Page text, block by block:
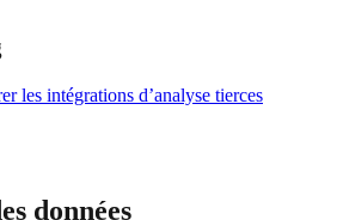
les intégrations d’analyse tierces
données